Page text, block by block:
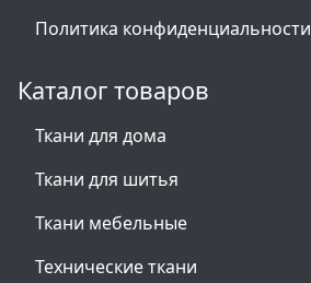
Политика конфиденциальности
Каталог товаров
Ткани для дома
Ткани для шитья
Ткани мебельные
Технические ткани